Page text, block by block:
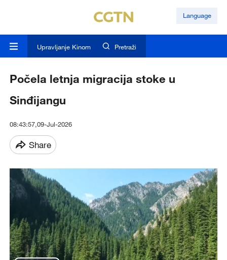
Language
Upravljanje Kinom Pretraži
Počela letnja migracija stoke u
Sinđijangu
08:43:57,09-Jul-2026
Share